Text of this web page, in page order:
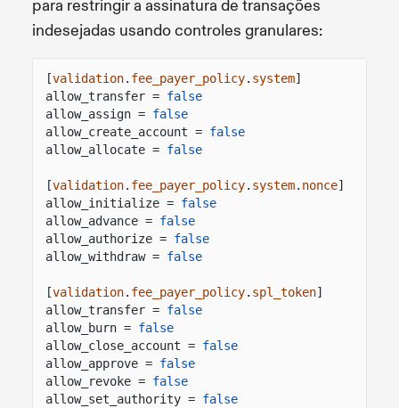
para restringir a assinatura de transações
indesejadas usando controles granulares:
[validation. fee_payer_policy. system]
allow_transfer = false
allow_assign = false
allow_create_account = false
allow_allocate = false
[validation. fee_payer_policy. system. nonce]
allow_initialize = false
allow_advance = false
allow_authorize = false
allow_withdraw = false
[validation. fee_payer_policy. spl_token]
allow_transfer = false
allow_burn = false
allow_close_account = false
allow_approve = false
allow_revoke = false
allow_set_authority = false